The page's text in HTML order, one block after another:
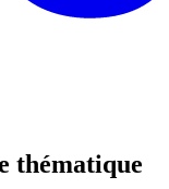
thématique